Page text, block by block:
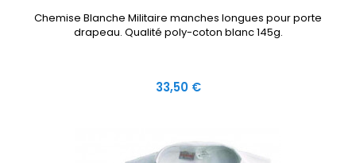
Chemise Blanche Militaire manches longues pour porte
drapeau. Qualité poly-coton blanc 145g.
Prix
33,50 €